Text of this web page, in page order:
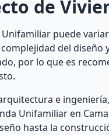
de
puede
del
por lo que es
e
Unifamiliar en
hasta la